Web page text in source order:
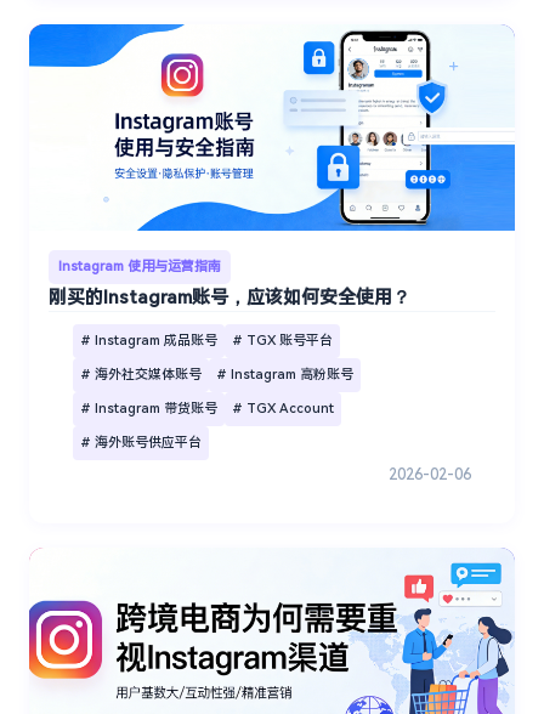
Instagram 使用与运营指南
刚买的Instagram账号，应该如何安全使用？
# Instagram 成品账号 # TGX 账号平台
# 海外社交媒体账号 # Instagram 高粉账号
# Instagram 带货账号 # TGX Account
# 海外账号供应平台
2026-02-06